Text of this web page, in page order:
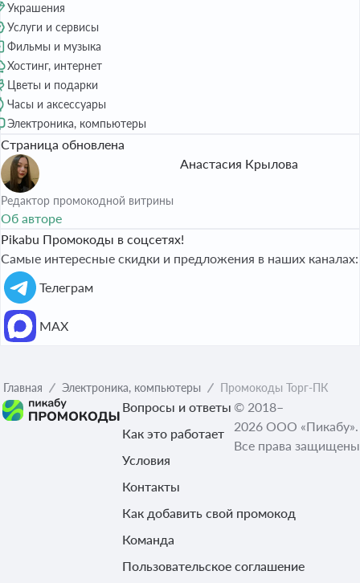
Украшения
Услуги и сервисы
Фильмы и музыка
Хостинг, интернет
Цветы и подарки
Часы и аксессуары
Электроника, компьютеры
Страница обновлена
Анастасия Крылова
Редактор промокодной витрины
Об авторе
Pikabu Промокоды в соцсетях!
Самые интересные скидки и предложения в наших каналах:
Телеграм
МАХ
Главная Электроника, компьютеры Промокоды Торг-ПК
Вопросы и ответы
Как это работает
Условия
Контакты
Как добавить свой промокод
Команда
Пользовательское соглашение
© 2018–
2026 ООО «Пикабу».
Все права защищены